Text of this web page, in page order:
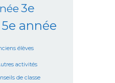
3e
5e année
élèves
activités
de classe